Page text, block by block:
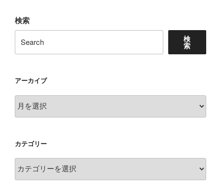
の
検索
検
索
アーカイブ
ー
ブ
カテゴリー
テ